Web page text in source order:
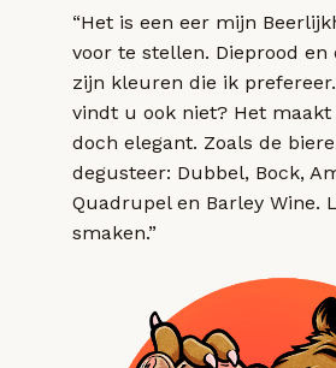
“Het is een eer mijn
voor te stellen. Dieprood
zijn kleuren die ik
vindt u ook niet? Het
doch elegant. Zoals de
degusteer: Dubbel, Bock,
Quadrupel en Barley Wine.
smaken.”